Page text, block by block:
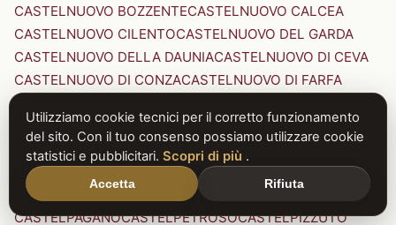
CASTELNUOVO BOZZENTECASTELNUOVO CALCEA
CASTELNUOVO CILENTOCASTELNUOVO DEL GARDA
CASTELNUOVO DELLA DAUNIACASTELNUOVO DI CEVA
CASTELNUOVO DI CONZACASTELNUOVO DI FARFA
CASTELNUOVO DI PORTO CASTELNUOVO DON BOSCO
CASTELNUOVO MAGRACASTELNUOVO NIGRA
CASTELNUOVO PARANOCASTELNUOVO RANGONE
CASTELNUOVO SCRIVIA
CASTELNUOVO VAL DI CECINA
CASTELPAGANOCASTELPETROSOCASTELPIZZUTO
Utilizziamo cookie tecnici per il corretto funzionamento
del sito. Con il tuo consenso possiamo utilizzare cookie
statistici e pubblicitari. Scopri di più .
Accetta Rifiuta